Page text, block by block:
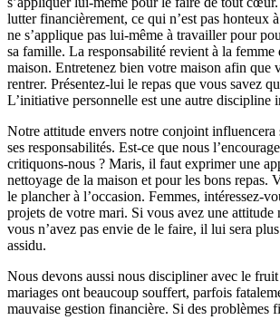
lutter financièrement, ce qui n’est pas honteux
ne s’applique pas lui-même à travailler pour
sa famille. La responsabilité revient à la femme
maison. Entretenez bien votre maison afin que
rentrer. Présentez-lui le repas que vous savez
L’initiative personnelle est une autre discipline
Notre attitude envers notre conjoint influencera
ses responsabilités. Est-ce que nous
critiquons-nous ? Maris, il faut exprimer une
nettoyage de la maison et pour les bons repas.
le plancher à l’occasion. Femmes, intéressez-
projets de votre mari. Si vous avez une attitude
vous n’avez pas envie de le faire, il lui sera
assidu.
Nous devons aussi nous discipliner avec le
mariages ont beaucoup souffert, parfois
mauvaise gestion financière. Si des problèmes